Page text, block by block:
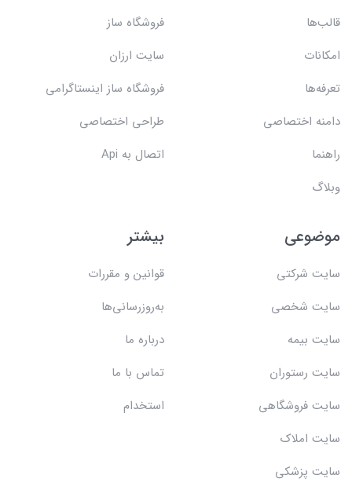
قالب‌ها
امکانات
تعرفه‌ها
دامنه اختصاصی
راهنما
وبلاگ
فروشگاه ساز
سایت ارزان
فروشگاه ساز اینستاگرامی
طراحی اختصاصی
اتصال به Api
موضوعی
سایت شرکتی
سایت شخصی
سایت بیمه
سایت رستوران
سایت فروشگاهی
سایت املاک
سایت پزشکی
بیشتر
قوانین و مقررات
به‌روزرسانی‌ها
درباره ما
تماس با ما
استخدام